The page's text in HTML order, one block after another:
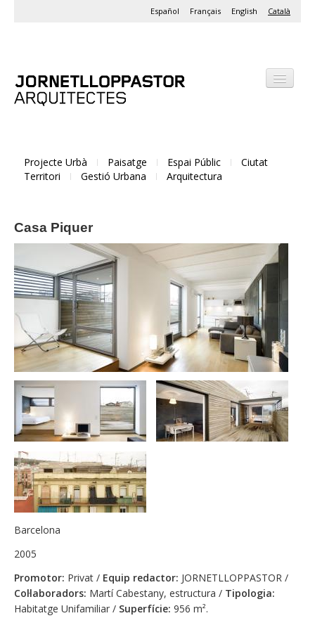
Català
English
Français
Español
Projecte Urbà Paisatge Espai Públic
Ciutat
Territori
Gestió Urbana Arquitectura
Casa Piquer
Barcelona
2005
Promotor: Privat / Equip redactor: JORNETLLOPPASTOR /
Col·laboradors: Martí Cabestany, estructura / Tipologia:
Habitatge Unifamiliar / Superfície: 956 m².